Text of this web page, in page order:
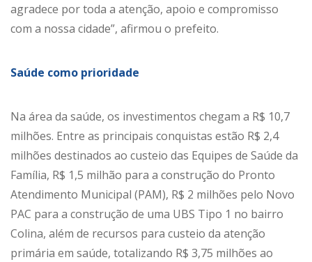
agradece por toda a atenção, apoio e compromisso
com a nossa cidade”, afirmou o prefeito.
Saúde como prioridade
Na área da saúde, os investimentos chegam a R$ 10,7
milhões. Entre as principais conquistas estão R$ 2,4
milhões destinados ao custeio das Equipes de Saúde da
Família, R$ 1,5 milhão para a construção do Pronto
Atendimento Municipal (PAM), R$ 2 milhões pelo Novo
PAC para a construção de uma UBS Tipo 1 no bairro
Colina, além de recursos para custeio da atenção
primária em saúde, totalizando R$ 3,75 milhões ao